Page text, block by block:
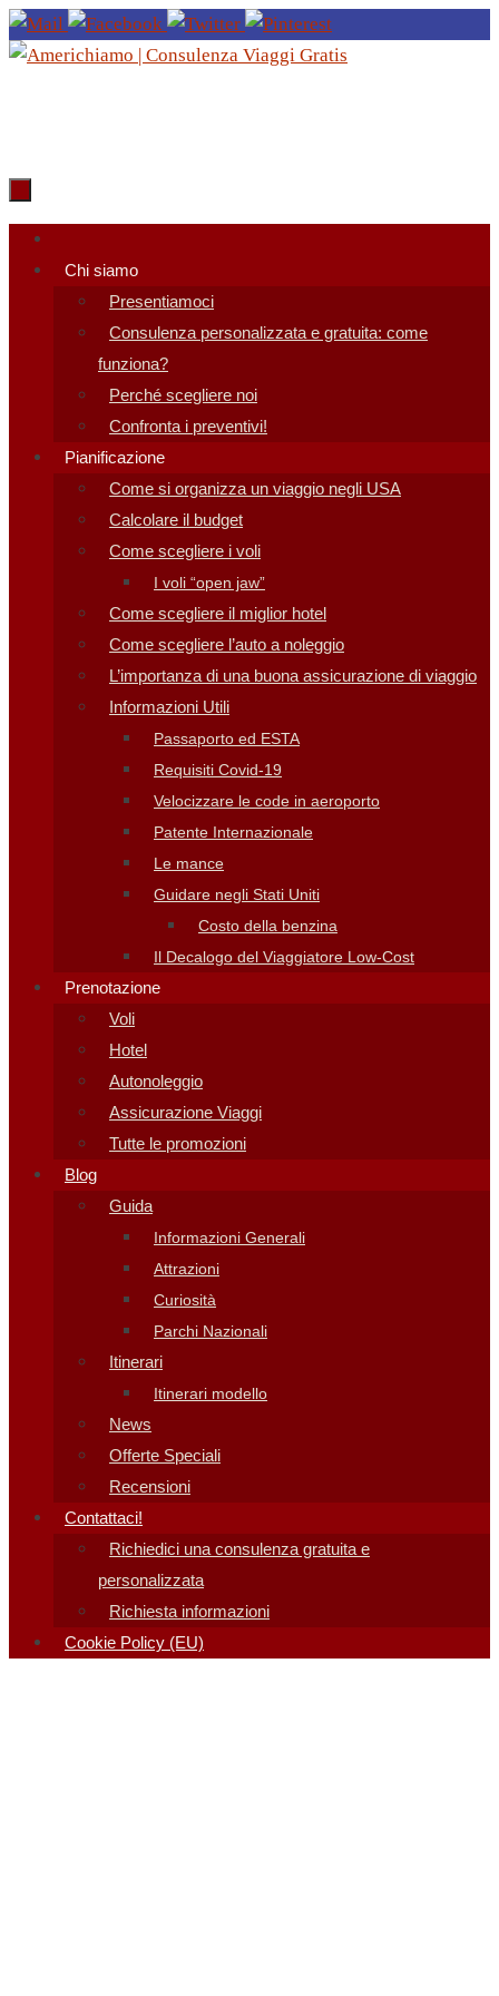
Salta
al
Salta
contenuto
Chi siamo
Presentiamoci
Consulenza personalizzata e gratuita: come
funziona?
Perché scegliere noi
Confronta i preventivi!
Pianificazione
Come si organizza un viaggio negli USA
Calcolare il budget
Come scegliere i voli
I voli “open jaw”
Come scegliere il miglior hotel
Come scegliere l’auto a noleggio
L’importanza di una buona assicurazione di viaggio
Informazioni Utili
Passaporto ed ESTA
Requisiti Covid-19
Velocizzare le code in aeroporto
Patente Internazionale
Le mance
Guidare negli Stati Uniti
Costo della benzina
Il Decalogo del Viaggiatore Low-Cost
Prenotazione
Voli
Hotel
Autonoleggio
Assicurazione Viaggi
Tutte le promozioni
Blog
Guida
Informazioni Generali
Attrazioni
Curiosità
Parchi Nazionali
Itinerari
Itinerari modello
News
Offerte Speciali
Recensioni
Contattaci!
Richiedici una consulenza gratuita e
personalizzata
Richiesta informazioni
Cookie Policy (EU)